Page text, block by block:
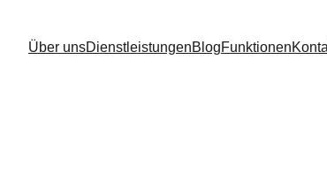
Über unsDienstleistungenBlogFunktionen